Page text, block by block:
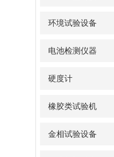
环境试验设备
电池检测仪器
硬度计
橡胶类试验机
金相试验设备